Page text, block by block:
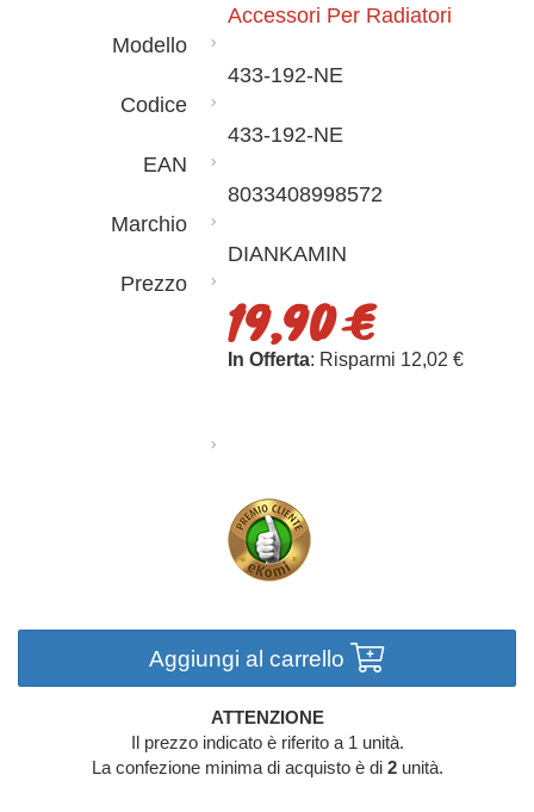
Accessori Per Radiatori
Modello
433-192-NE
Codice
433-192-NE
EAN
8033408998572
Marchio
DIANKAMIN
Prezzo
19,90 €
In Offerta: Risparmi 12,02 €
Aggiungi al carrello
ATTENZIONE
Il prezzo indicato è riferito a 1 unità.
La confezione minima di acquisto è di 2unità.